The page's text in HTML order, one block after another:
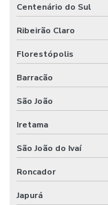
Centenário do Sul
Ribeirão Claro
Florestópolis
Barracão
São João
Iretama
São João do Ivaí
Roncador
Japurá